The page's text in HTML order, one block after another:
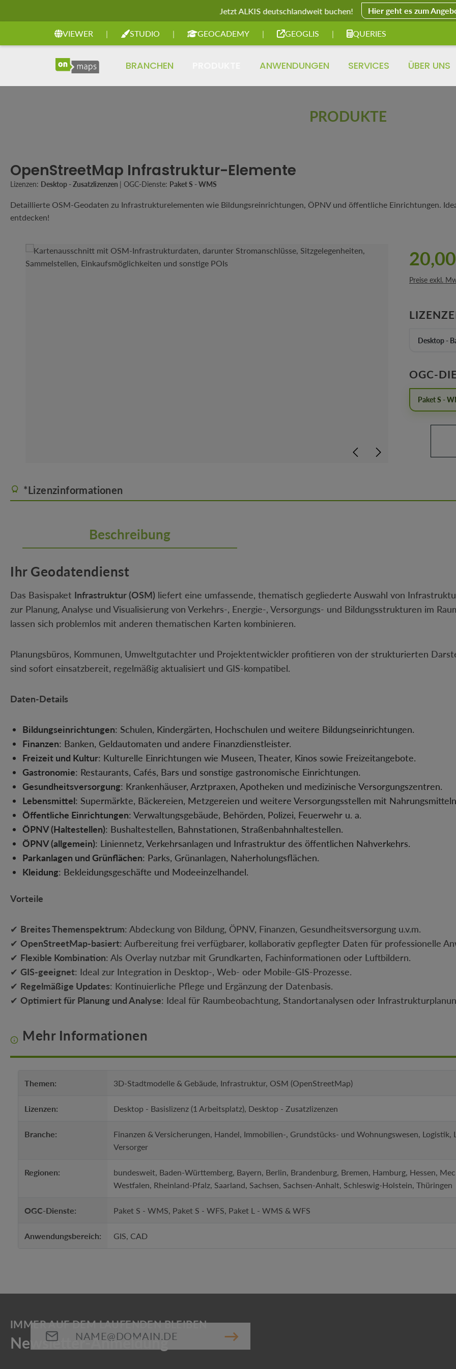
Jetzt ALKIS deutschlandweit buchen! Hier geht es zum
VIEWER | STUDIO | GEOCADEMY | GEOGLIS | QUERIES
BRANCHEN ANWENDUNGEN SERVICES ÜBER UNS
PRODUKTE
OpenStreetMap Infrastruktur-Elemente
Lizenzen: Desktop - Zusatzlizenzen | OGC-Dienste: Paket S - WMS
Detaillierte OSM-Geodaten zu Infrastrukturelementen wie Bildungsreinrichtungen, ÖPNV und öffentliche Einrichtungen.
entdecken!
Bildergalerie überspringen
Preise exkl.
Desktop -
OGC-
Paket S -
*Lizenzinformationen
Beschreibung
Ihr Geodatendienst
Das Basispaket Infrastruktur (OSM) liefert eine umfassende, thematisch gegliederte Auswahl von
zur Planung, Analyse und Visualisierung von Verkehrs-, Energie-, Versorgungs- und Bildungsstrukturen im
lassen sich problemlos mit anderen thematischen Karten kombinieren.
Planungsbüros, Kommunen, Umweltgutachter und Projektentwickler profitieren von der strukturierten
sind sofort einsatzbereit, regelmäßig aktualisiert und GIS-kompatibel.
Daten-Details
Bildungseinrichtungen: Schulen, Kindergärten, Hochschulen und weitere Bildungseinrichtungen.
Finanzen: Banken, Geldautomaten und andere Finanzdienstleister.
Freizeit und Kultur: Kulturelle Einrichtungen wie Museen, Theater, Kinos sowie Freizeitangebote.
Gastronomie: Restaurants, Cafés, Bars und sonstige gastronomische Einrichtungen.
Gesundheitsversorgung: Krankenhäuser, Arztpraxen, Apotheken und medizinische Versorgungszentren.
Lebensmittel: Supermärkte, Bäckereien, Metzgereien und weitere Versorgungsstellen mit
Öffentliche Einrichtungen: Verwaltungsgebäude, Behörden, Polizei, Feuerwehr u. a.
ÖPNV (Haltestellen): Bushaltestellen, Bahnstationen, Straßenbahnhaltestellen.
ÖPNV (allgemein): Liniennetz, Verkehrsanlagen und Infrastruktur des öffentlichen Nahverkehrs.
Parkanlagen und Grünflächen: Parks, Grünanlagen, Naherholungsflächen.
Kleidung: Bekleidungsgeschäfte und Modeeinzelhandel.
Vorteile
✔ Breites Themenspektrum: Abdeckung von Bildung, ÖPNV, Finanzen, Gesundheitsversorgung u.v.m.
✔ OpenStreetMap-basiert: Aufbereitung frei verfügbarer, kollaborativ gepflegter Daten für professionelle
✔ Flexible Kombination: Als Overlay nutzbar mit Grundkarten, Fachinformationen oder Luftbildern.
✔ GIS-geeignet: Ideal zur Integration in Desktop-, Web- oder Mobile-GIS-Prozesse.
✔ Regelmäßige Updates: Kontinuierliche Pflege und Ergänzung der Datenbasis.
✔ Optimiert für Planung und Analyse: Ideal für Raumbeobachtung, Standortanalysen oder
Mehr Informationen
Themen: 3D-Stadtmodelle & Gebäude, Infrastruktur, OSM (OpenStreetMap)
Lizenzen: Desktop - Basislizenz (1 Arbeitsplatz), Desktop - Zusatzlizenzen
Branche:
Finanzen & Versicherungen, Handel, Immobilien-, Grundstücks- und Wohnungswesen,
Versorger
Regionen:
bundesweit, Baden-Württemberg, Bayern, Berlin, Brandenburg, Bremen, Hamburg, Hessen,
Westfalen, Rheinland-Pfalz, Saarland, Sachsen, Sachsen-Anhalt, Schleswig-Holstein, Thüringen
OGC-Dienste: Paket S - WMS, Paket S - WFS, Paket L - WMS & WFS
Anwendungsbereich: GIS, CAD